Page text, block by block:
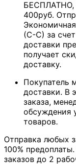
БЕСПЛАТНО,
400руб.
(С-С) за
доставки
получает
доставку.
Покупатель
доставки. В
заказа,
обсуждения
товаров.
Отправка любых
100%
заказов до 2